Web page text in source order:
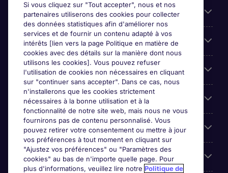
Liens utiles
Parcourir nos offres
Cookie settings
Espace Entreprises
Qui Sommes-Nous ?
Accreditations
Si vous cliquez sur "Tout accepter", nous et nos
partenaires utiliserons des cookies pour collecter
des données statistiques afin d'améliorer nos
services et de fournir un contenu adapté à vos
intérêts [lien vers la page Politique en matière de
cookies avec des détails sur la manière dont nous
utilisons les cookies]. Vous pouvez refuser
l'utilisation de cookies non nécessaires en cliquant
sur "continuer sans accepter". Dans ce cas, nous
n'installerons que les cookies strictement
nécessaires à la bonne utilisation et à la
fonctionnalité de notre site web, mais nous ne vous
fournirons pas de contenu personnalisé. Vous
pouvez retirer votre consentement ou mettre à jour
vos préférences à tout moment en cliquant sur
"Ajustez vos préférences" ou "Paramètres des
cookies" au bas de n'importe quelle page. Pour
plus d'informations, veuillez lire notre Politique de